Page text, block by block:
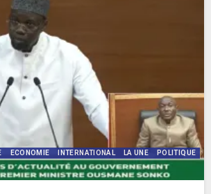
ECONOMIE INTERNATIONAL LA UNE
POLITIQUE